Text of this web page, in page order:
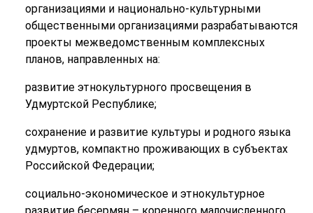
организациями и национально-культурными
общественными организациями разрабатываются
проекты межведомственным комплексных
планов, направленных на:
развитие этнокультурного просвещения в
Удмуртской Республике;
сохранение и развитие культуры и родного языка
удмуртов, компактно проживающих в субъектах
Российской Федерации;
социально-экономическое и этнокультурное